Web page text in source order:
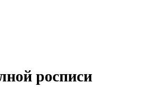
росписи